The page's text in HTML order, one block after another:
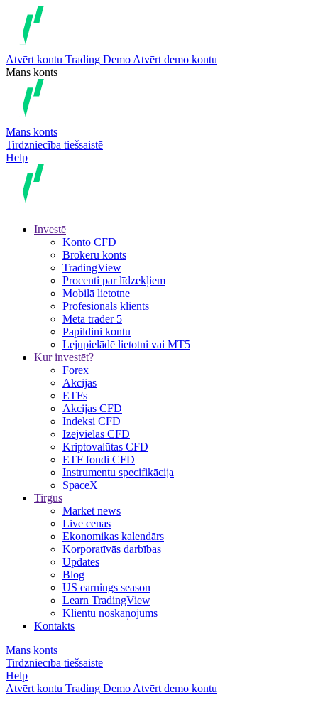
Atvērt kontu Trading Demo Atvērt demo kontu
Mans konts
Mans konts
Tirdzniecība tiešsaistē
Help
Investē
Konto CFD
Brokeru konts
TradingView
Procenti par līdzekļiem
Mobilā lietotne
Profesionāls klients
Meta trader 5
Papildini kontu
Lejupielādē lietotni vai MT5
Kur investēt?
Forex
Akcijas
ETFs
Akcijas CFD
Indeksi CFD
Izejvielas CFD
Kriptovalūtas CFD
ETF fondi CFD
Instrumentu specifikācija
SpaceX
Tirgus
Market news
Live cenas
Ekonomikas kalendārs
Korporatīvās darbības
Updates
Blog
US earnings season
Learn TradingView
Klientu noskaņojums
Kontakts
Mans konts
Tirdzniecība tiešsaistē
Help
Atvērt kontu Trading Demo Atvērt demo kontu